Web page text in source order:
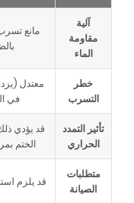
آلية
مقاومة
الماء
مانع
خطر
التسرب
معتدل
في
تأثير التمدد
الحراري
قد يؤدي
الختم
متطلبات
الصيانة
قد يلزم